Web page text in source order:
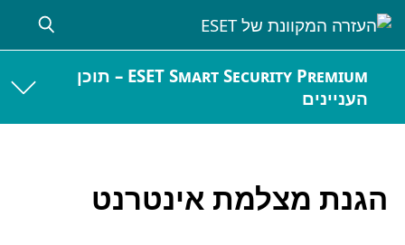
ESET Smart Security Premium – תוכן
העניינים
הגנת מצלמת אינטרנט